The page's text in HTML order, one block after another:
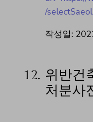
/
작성일:
12. 위반건
처분사